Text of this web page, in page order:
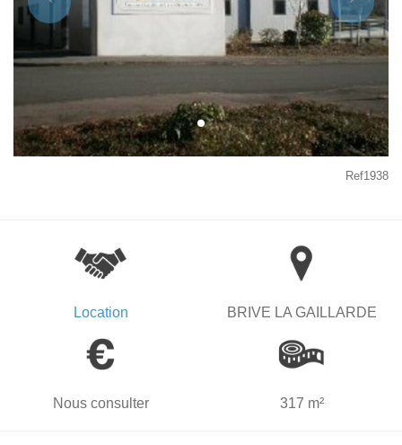
Ref1938
Location BRIVE LA GAILLARDE
Nous consulter 317 m²